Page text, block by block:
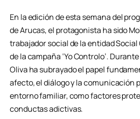
En la edición de esta semana del
de Arucas, el protagonista ha sido
trabajador social de la entidad Social
de la campaña ‘Yo Controlo’.
Oliva ha subrayado el papel
afecto, el diálogo y la comunicación
entorno familiar, como factores
conductas adictivas.